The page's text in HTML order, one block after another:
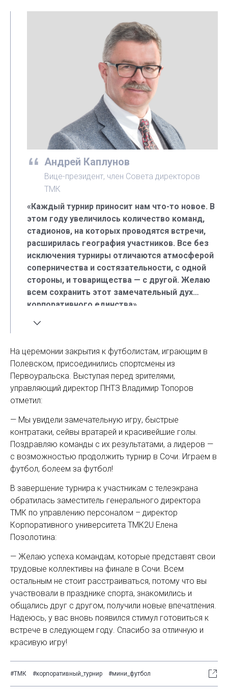
Андрей Каплунов
Вице-президент, член Совета директоров
ТМК
«Каждый турнир приносит нам что-то новое. В
этом году увеличилось количество команд,
стадионов, на которых проводятся встречи,
расширилась география участников. Все без
исключения турниры отличаются атмосферой
соперничества и состязательности, с одной
стороны, и товарищества — с другой. Желаю
всем сохранить этот замечательный дух
корпоративного единства».
На церемонии закрытия к футболистам, играющим в
Полевском, присоединились спортсмены из
Первоуральска. Выступая перед зрителями,
управляющий директор ПНТЗ Владимир Топоров
отметил:
— Мы увидели замечательную игру, быстрые
контратаки, сейвы вратарей и красивейшие голы.
Поздравляю команды с их результатами, а лидеров —
с возможностью продолжить турнир в Сочи. Играем в
футбол, болеем за футбол!
В завершение турнира к участникам с телеэкрана
обратилась заместитель генерального директора
ТМК по управлению персоналом – директор
Корпоративного университета ТМК2U Елена
Позолотина:
— Желаю успеха командам, которые представят свои
трудовые коллективы на финале в Сочи. Всем
остальным не стоит расстраиваться, потому что вы
участвовали в празднике спорта, знакомились и
общались друг с другом, получили новые впечатления.
Надеюсь, у вас вновь появился стимул готовиться к
встрече в следующем году. Спасибо за отличную и
красивую игру!
#ТМК #корпоративный_турнир #мини_футбол